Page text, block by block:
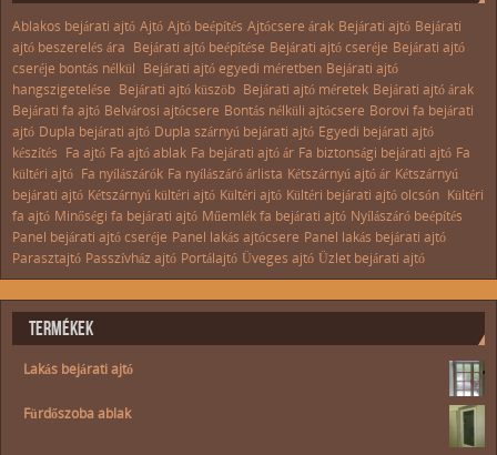
Ablakos bejárati ajtó Ajtó Ajtó beépítés Ajtócsere árak Bejárati ajtó Bejárati
ajtó beszerelés ára Bejárati ajtó beépítése Bejárati ajtó cseréje Bejárati ajtó
cseréje bontás nélkül Bejárati ajtó egyedi méretben Bejárati ajtó
hangszigetelése Bejárati ajtó küszöb Bejárati ajtó méretek Bejárati ajtó árak
Bejárati fa ajtó Belvárosi ajtócsere Bontás nélküli ajtócsere Borovi fa bejárati
ajtó Dupla bejárati ajtó Dupla szárnyú bejárati ajtó Egyedi bejárati ajtó
készítés Fa ajtó Fa ajtó ablak Fa bejárati ajtó ár Fa biztonsági bejárati ajtó Fa
kültéri ajtó Fa nyílászárók Fa nyílászáró árlista Kétszárnyú ajtó ár Kétszárnyú
bejárati ajtó Kétszárnyú kültéri ajtó Kültéri ajtó Kültéri bejárati ajtó olcsón Kültéri
fa ajtó Minőségi fa bejárati ajtó Műemlék fa bejárati ajtó Nyílászáró beépítés
Panel bejárati ajtó cseréje Panel lakás ajtócsere Panel lakás bejárati ajtó
Parasztajtó Passzívház ajtó Portálajtó Üveges ajtó Üzlet bejárati ajtó
TERMÉKEK
Lakás bejárati ajtó
Fürdőszoba ablak